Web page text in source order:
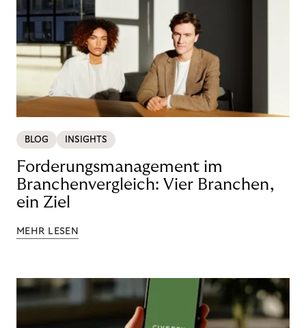
BLOG INSIGHTS
Forderungsmanagement im
Branchenvergleich: Vier Branchen,
ein Ziel
MEHR LESEN